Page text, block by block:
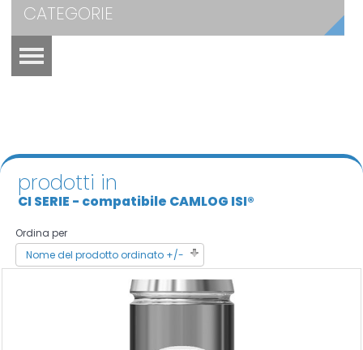
CATEGORIE
prodotti in
CI SERIE - compatibile CAMLOG ISI®
Ordina per
Nome del prodotto ordinato +/-